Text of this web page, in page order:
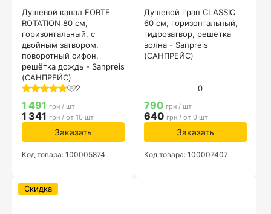
Душевой канал FORTE
ROTATION 80 см,
горизонтальный, с
двойным затвором,
поворотный сифон,
решётка дождь - Sanpreis
(САНПРЕЙС)
2
1 491 грн / шт
1 341 грн / от 10 шт
Заказать
Код товара: 100005874
Душевой трап CLASSIC
60 см, горизонтальный,
гидрозатвор, решетка
волна - Sanpreis
(САНПРЕЙС)
0
790 грн / шт
640 грн / от 0 шт
Заказать
Код товара: 100007407
Скидка